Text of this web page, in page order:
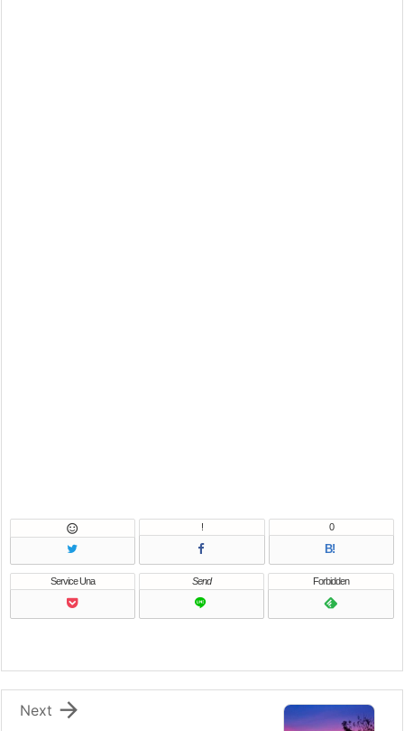
 !
B!
0
Service Una Send Forbidden

Next